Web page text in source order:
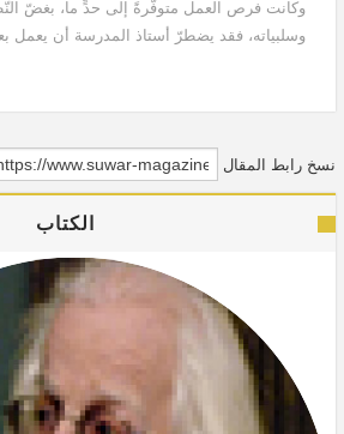
وكانت فرص العمل متوفّرةً إلى حدٍّ ما، بغضّ
وسلبياته، فقد يضطرّ أستاذ المدرسة أن يعمل
نسخ رابط المقال
الكتاب